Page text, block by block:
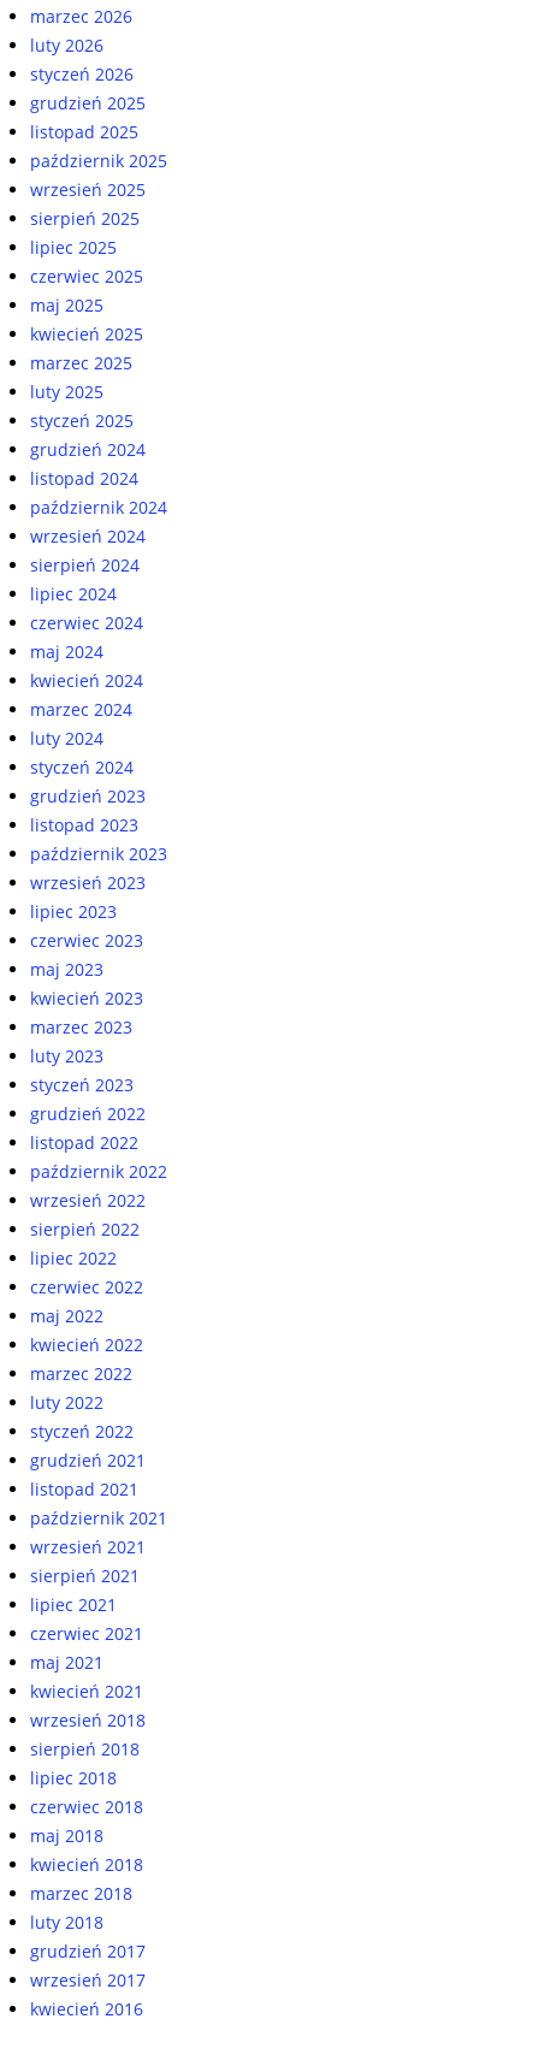
marzec 2026
luty 2026
styczeń 2026
grudzień 2025
listopad 2025
październik 2025
wrzesień 2025
sierpień 2025
lipiec 2025
czerwiec 2025
maj 2025
kwiecień 2025
marzec 2025
luty 2025
styczeń 2025
grudzień 2024
listopad 2024
październik 2024
wrzesień 2024
sierpień 2024
lipiec 2024
czerwiec 2024
maj 2024
kwiecień 2024
marzec 2024
luty 2024
styczeń 2024
grudzień 2023
listopad 2023
październik 2023
wrzesień 2023
lipiec 2023
czerwiec 2023
maj 2023
kwiecień 2023
marzec 2023
luty 2023
styczeń 2023
grudzień 2022
listopad 2022
październik 2022
wrzesień 2022
sierpień 2022
lipiec 2022
czerwiec 2022
maj 2022
kwiecień 2022
marzec 2022
luty 2022
styczeń 2022
grudzień 2021
listopad 2021
październik 2021
wrzesień 2021
sierpień 2021
lipiec 2021
czerwiec 2021
maj 2021
kwiecień 2021
wrzesień 2018
sierpień 2018
lipiec 2018
czerwiec 2018
maj 2018
kwiecień 2018
marzec 2018
luty 2018
grudzień 2017
wrzesień 2017
kwiecień 2016